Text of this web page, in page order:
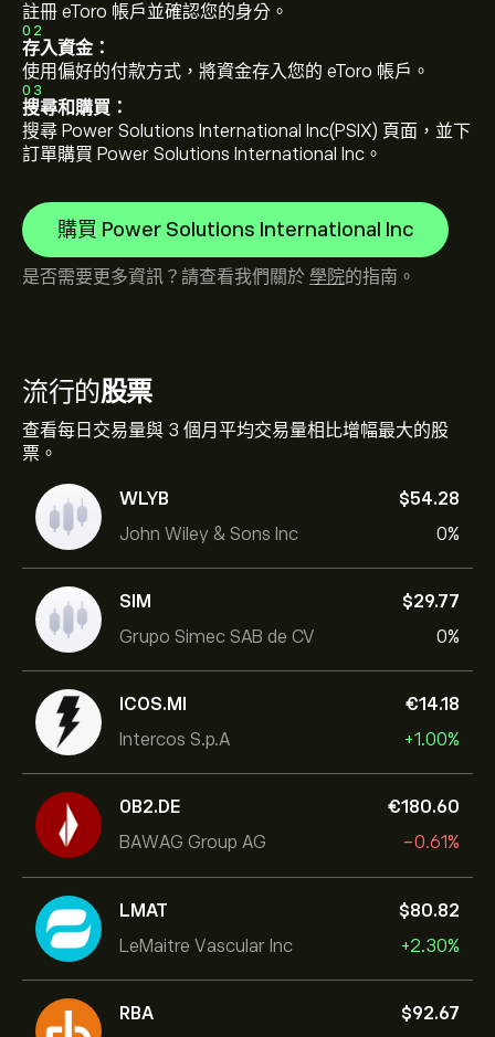
流行的股票
查看每日交易量與 3 個月平均交易量相比增幅最大的股
票。
WLYB
John Wiley & Sons Inc
‎$‎54.28
0%
SIM
Grupo Simec SAB de CV
‎$‎29.77
0%
ICOS.MI
Intercos S.p.A
‎€‎14.18
+1.00%
0B2.DE
BAWAG Group AG
‎€‎180.60
-0.61%
LMAT
LeMaitre Vascular Inc
‎$‎80.82
+2.30%
RBA ‎$‎92.67
註冊 eToro 帳戶並確認您的身分。
02
存入資金：
使用偏好的付款方式，將資金存入您的 eToro 帳戶。
03
搜尋和購買：
搜尋 Power Solutions International Inc(PSIX) 頁面，並下
訂單購買 Power Solutions International Inc。
購買 Power Solutions International Inc
是否需要更多資訊？請查看我們關於 學院的指南。